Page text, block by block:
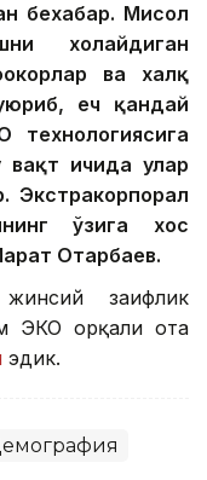
бехабар. Мисол
хоҳлайдиган
ва халқ
ҳеч қандай
ичида улар
Экстракорпорал
ўзига хос
Отарбаев.
заифлик
ЭКО орқали ота
эдик.